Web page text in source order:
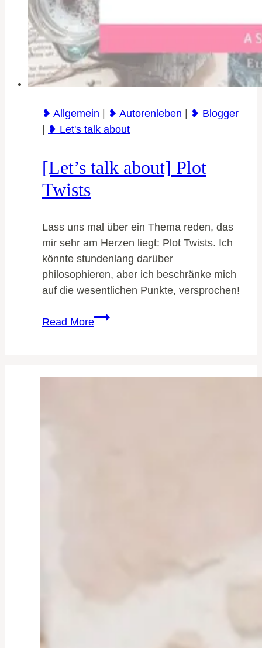
❥ Allgemein ❥ Autorenleben
❥ Blogger
❥ Let's talk about
[Let’s talk about] Plot
Twists
Lass uns mal über ein Thema reden, das
mir sehr am Herzen liegt: Plot Twists. Ich
könnte stundenlang darüber
philosophieren, aber ich beschränke mich
auf die wesentlichen Punkte, versprochen!
Read More[Let’s
Twists